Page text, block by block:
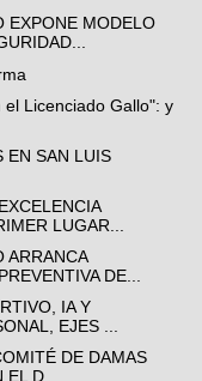
EXPONE MODELO
el Licenciado Gallo": y
EN SAN LUIS
LUGAR...
ARRANCA
DE...
IA Y
EJES ...
DE DAMAS
D...